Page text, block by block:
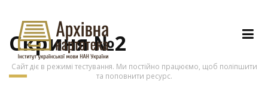
Сайт діє в режимі тестування. Ми постійно працюємо, щоб поліпшити
та поповнити ресурс.
Скриня №2